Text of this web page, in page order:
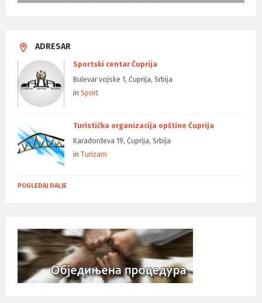
ADRESAR
Sportski centar Ćuprija
Bulevar vojske 1, Ćuprija, Srbija
in Sport
Turistička organizacija opštine Ćuprija
Karađorđeva 19, Ćuprija, Srbija
in Turizam
POGLEDAJ DALJE